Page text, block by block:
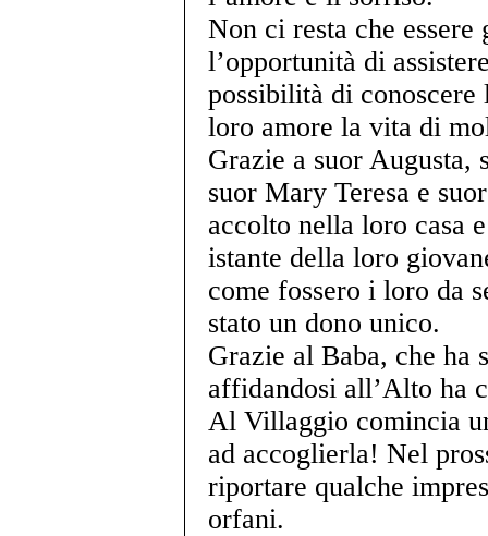
Non ci resta che
l’opportunità di
possibilità di conoscere
loro amore la vita di
Grazie a suor Augusta,
suor Mary Teresa e
accolto nella loro casa
istante della loro
come fossero i loro da
stato un dono unico.
Grazie al Baba, che ha
affidandosi all’Alto ha
Al Villaggio comincia
ad accoglierla! Nel
riportare qualche
orfani.